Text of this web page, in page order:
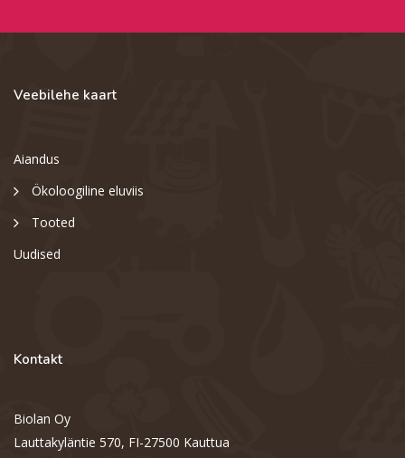
Veebilehe kaart
Aiandus
Ökoloogiline eluviis
Tooted
Uudised
Kontakt
Biolan Oy
Lauttakyläntie 570, FI-27500 Kauttua